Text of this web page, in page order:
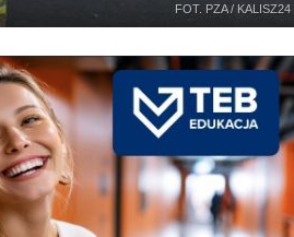
FOT. PZA / KALISZ24